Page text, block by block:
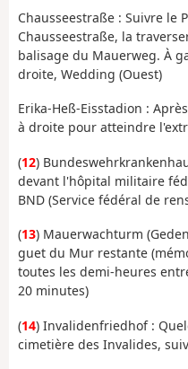
Chausseestraße : Suivre le
Chausseestraße, la
balisage du Mauerweg. À
droite, Wedding (Ouest)
Erika-Heß-Eisstadion :
à droite pour atteindre
(12)
devant l'hôpital militaire
BND (Service fédéral de
(13) Mauerwachturm
guet du Mur restante
toutes les demi-heures
20 minutes)
(14) Invalidenfriedhof :
cimetière des Invalides,